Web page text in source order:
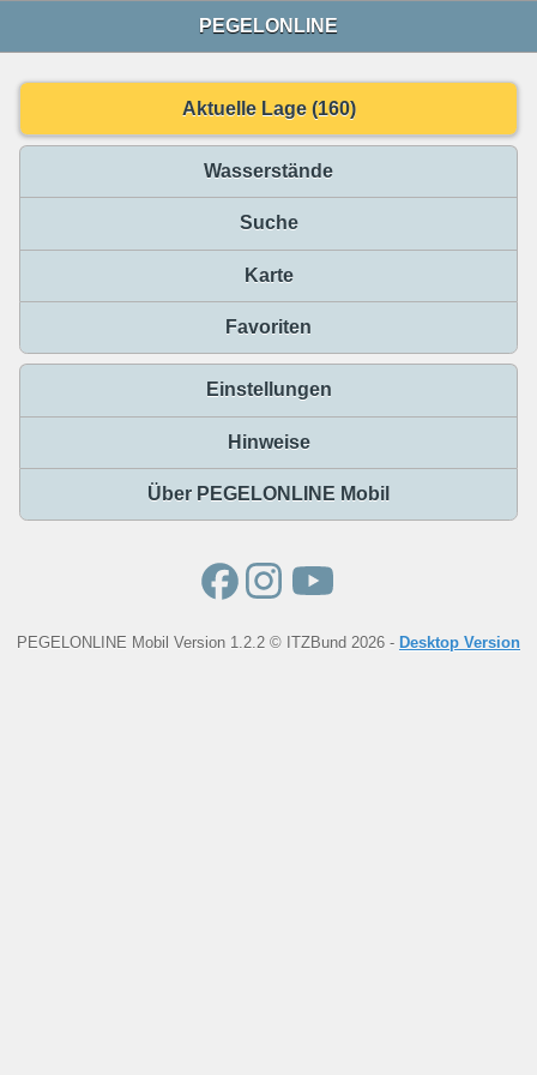
PEGELONLINE
Aktuelle Lage (160)
Wasserstände
Suche
Karte
Favoriten
Einstellungen
Hinweise
Über PEGELONLINE Mobil
PEGELONLINE Mobil Version 1.2.2 © ITZBund 2026 - Desktop Version